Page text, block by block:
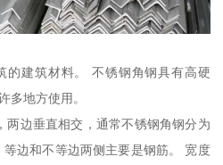
的建筑材料。 不锈钢角钢具有高硬
多地方使用。
两边垂直相交，通常不锈钢角钢分为
边和不等边两侧主要是钢筋。 宽度